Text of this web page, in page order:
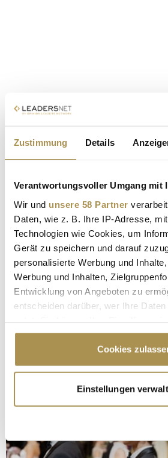
Zustimmung Details
Verantwortungsvoller Umgang mit
Wir und unsere 58 Partner
Daten, wie z. B. Ihre IP-Adresse,
Technologien wie Cookies, um
Gerät zu speichern und darauf
personalisierte Werbung und
Werbung und Inhalten,
Entwicklung von Angeboten zu
entscheiden darüber, wer Ihre
Cookie-Erklärung oder durch
Trigger Symbol ändern oder
Informationen über Ihre
erfassen, welche bis auf einige
bestimmten Merkmalen
Cookies
Einstellungen